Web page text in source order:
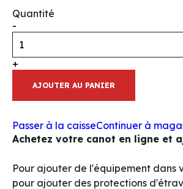
Quantité
-
+
AJOUTER AU PANIER
Passer à la caisseContinuer à
Achetez votre canot en ligne et
Pour ajouter de l'équipement dans
pour ajouter des protections